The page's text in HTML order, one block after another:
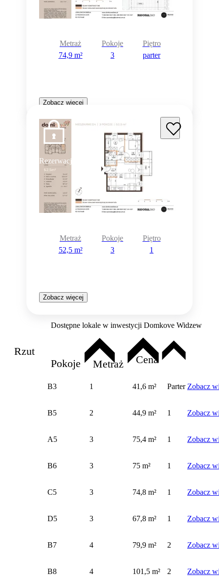
Metraż
74,9 m²
Pokoje
3
Piętro
parter
Zobacz więcej
Rezerwacja
Metraż
52,5 m²
Pokoje
3
Piętro
1
Zobacz więcej
Dostępne lokale w inwestycji Domkove Widzew
Rzut
Pokoje
Metraż Cena
B3 1 41,6 m² Parter Zobacz
B5 2 44,9 m² 1 Zobacz
A5 3 75,4 m² 1 Zobacz
B6 3 75 m² 1 Zobacz
C5 3 74,8 m² 1 Zobacz
D5 3 67,8 m² 1 Zobacz
B7 4 79,9 m² 2 Zobacz
B8 4 101,5 m² 2 Zobacz